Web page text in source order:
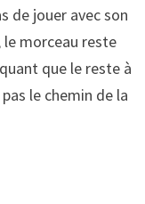
de jouer avec son
morceau reste
que le reste à
le chemin de la